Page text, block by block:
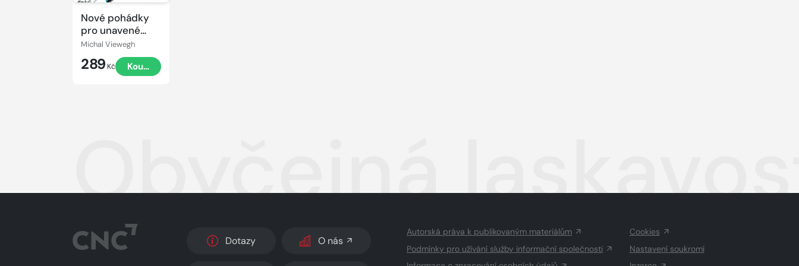
Nové pohádky
pro unavené
rodiče
Michal Viewegh
289 Kč Koupit
Obyčejná
Dotazy O nás
Autorská práva k publikovaným materiálům
Podmínky pro užívání služby informační společnosti
Cookies
Nastavení soukromí